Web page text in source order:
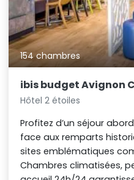
154 chambres
ibis budget Avignon
Hôtel 2 étoiles
Profitez d’un séjour
face aux remparts
sites emblématiques
Chambres climatisées,